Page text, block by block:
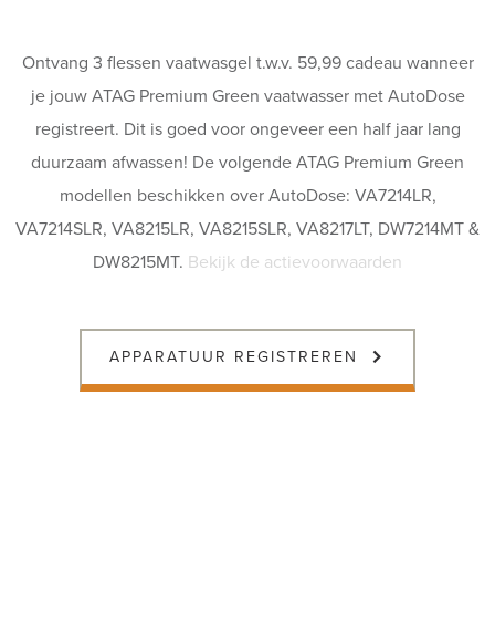
Ontvang 3 flessen vaatwasgel t.w.v. 59,99 cadeau wanneer
je jouw ATAG Premium Green vaatwasser met AutoDose
registreert. Dit is goed voor ongeveer een half jaar lang
duurzaam afwassen! De volgende ATAG Premium Green
modellen beschikken over AutoDose: VA7214LR,
VA7214SLR, VA8215LR, VA8215SLR, VA8217LT, DW7214MT &
DW8215MT. Bekijk de actievoorwaarden
APPARATUUR REGISTREREN